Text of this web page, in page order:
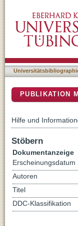
PUBLIKATION
Hilfe und
Stöbern
Dokumentanzeige
Erscheinungsdatum
Autoren
Titel
DDC-Klassifikation